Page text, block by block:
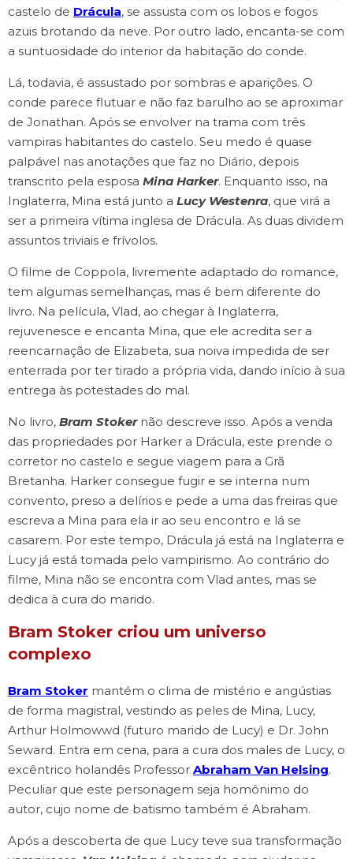
castelo de Drácula, se assusta com os lobos e fogos
azuis brotando da neve. Por outro lado, encanta-se com
a suntuosidade do interior da habitação do conde.
Lá, todavia, é assustado por sombras e aparições. O
conde parece flutuar e não faz barulho ao se aproximar
de Jonathan. Após se envolver na trama com três
vampiras habitantes do castelo. Seu medo é quase
palpável nas anotações que faz no Diário, depois
transcrito pela esposa Mina Harker. Enquanto isso, na
Inglaterra, Mina está junto a Lucy Westenra, que virá a
ser a primeira vítima inglesa de Drácula. As duas dividem
assuntos triviais e frívolos.
O filme de Coppola, livremente adaptado do romance,
tem algumas semelhanças, mas é bem diferente do
livro. Na película, Vlad, ao chegar à Inglaterra,
rejuvenesce e encanta Mina, que ele acredita ser a
reencarnação de Elizabeta, sua noiva impedida de ser
enterrada por ter tirado a própria vida, dando início à sua
entrega às potestades do mal.
No livro, Bram Stokernão descreve isso. Após a venda
das propriedades por Harker a Drácula, este prende o
corretor no castelo e segue viagem para a Grã
Bretanha. Harker consegue fugir e se interna num
convento, preso a delírios e pede a uma das freiras que
escreva a Mina para ela ir ao seu encontro e lá se
casarem. Por este tempo, Drácula já está na Inglaterra e
Lucy já está tomada pelo vampirismo. Ao contrário do
filme, Mina não se encontra com Vlad antes, mas se
dedica à cura do marido.
Bram Stoker criou um universo
complexo
Bram Stoker mantém o clima de mistério e angústias
de forma magistral, vestindo as peles de Mina, Lucy,
Arthur Holmowwd (futuro marido de Lucy) e Dr. John
Seward. Entra em cena, para a cura dos males de Lucy, o
excêntrico holandês Professor Abraham Van Helsing.
Peculiar que este personagem seja homônimo do
autor, cujo nome de batismo também é Abraham.
Após a descoberta de que Lucy teve sua transformação